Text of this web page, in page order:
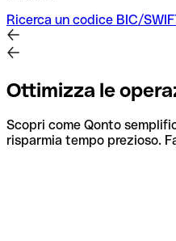
Ricerca un codice BIC/
Ottimizza le
Scopri come Qonto
risparmia tempo prezioso.